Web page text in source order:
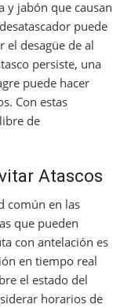
y jabón que causan
puede
el desagüe de al
persiste, una
puede hacer
Con estas
de
Atascos
común en las
que pueden
con antelación es
en tiempo real
el estado del
horarios de